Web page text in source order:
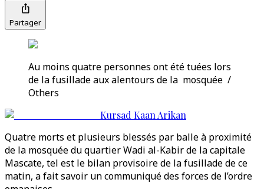
Partager
Au moins quatre personnes ont été tuées lors
de la fusillade aux alentours de la mosquée /
Others
Kursad Kaan Arikan
Quatre morts et plusieurs blessés par balle à proximité
de la mosquée du quartier Wadi al-Kabir de la capitale
Mascate, tel est le bilan provisoire de la fusillade de ce
matin, a fait savoir un communiqué des forces de l’ordre